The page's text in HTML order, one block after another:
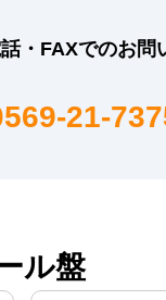
・FAXでのお問
21-
ル盤